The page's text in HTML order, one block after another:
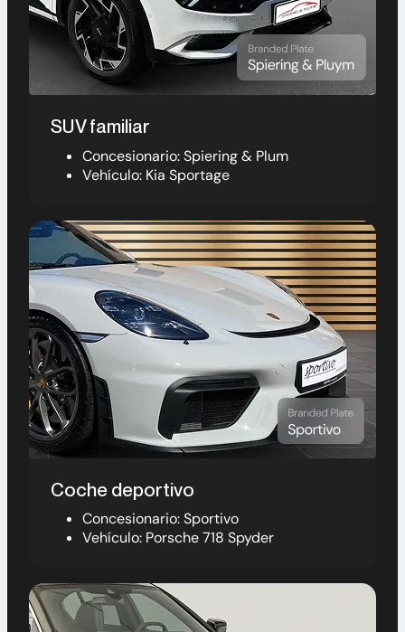
SUV familiar
Concesionario: Spiering & Plum
Vehículo: Kia Sportage
Coche deportivo
Concesionario: Sportivo
Vehículo: Porsche 718 Spyder